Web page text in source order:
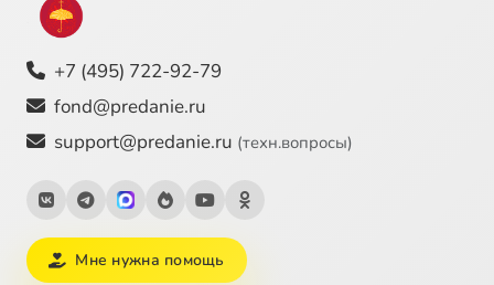
+7 (495) 722-92-79
fond@predanie.ru
support@predanie.ru (техн.вопросы)
Мне нужна помощь